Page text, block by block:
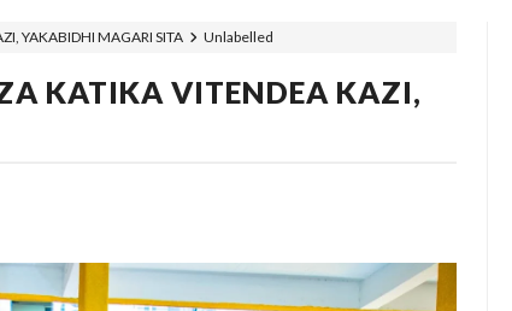
MAKUBALIANO YA TRILIONI 56 KUIFANYA TANGA
BIASHARA NA USAJILI WA ALAMA ZA BIASHARA NA
Giza Nikiwa Sijui Mwelekeo Wala Milango Yangu Ya
MAKUU YA CCM DODOMA
Unlabelled
YAKABIDHI MAGARI SITA
KATIKA VITENDEA KAZI,